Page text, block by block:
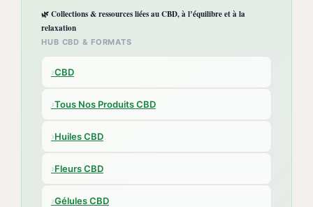
🌿 Collections & ressources liées au CBD, à l’équilibre et à la
relaxation
HUB CBD & FORMATS
›CBD
›Tous Nos Produits CBD
›Huiles CBD
›Fleurs CBD
›Gélules CBD